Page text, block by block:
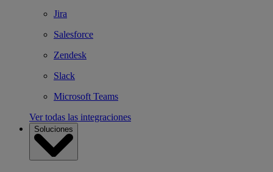
Jira
Salesforce
Zendesk
Slack
Microsoft Teams
Ver todas las integraciones
Soluciones